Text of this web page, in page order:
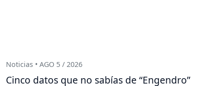
Noticias • AGO 5 / 2026
Cinco datos que no sabías de “Engendro”